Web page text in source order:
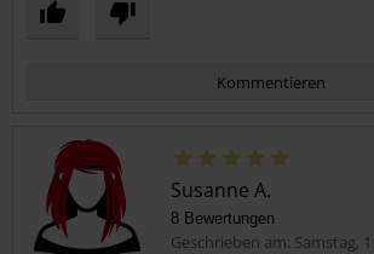
Kommentieren
Susanne A.
8 Bewertungen
Geschrieben am: Samstag,